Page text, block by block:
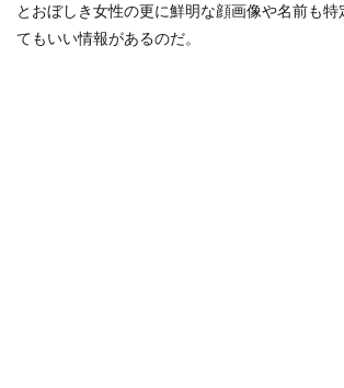
とおぼしき女性の更に鮮明な顔画像や名前も特
てもいい情報があるのだ。